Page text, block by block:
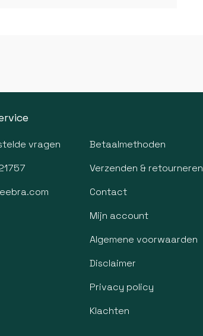
vragen
Betaalmethoden
Verzenden & retourneren
Contact
Mijn account
Algemene voorwaarden
Disclaimer
Privacy policy
Klachten